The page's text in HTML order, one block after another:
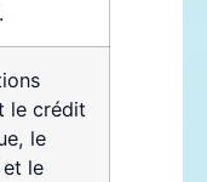
le crédit
le
et le